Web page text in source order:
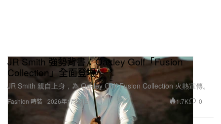
Fashion 時裝
JR Smith 強勢背書：Oakley Golf「Fusion
Collection」全面登場
JR Smith 親自上身，為 Oakley Golf Fusion Collection 火熱宣傳。
2026年1月27日 1.7K 0